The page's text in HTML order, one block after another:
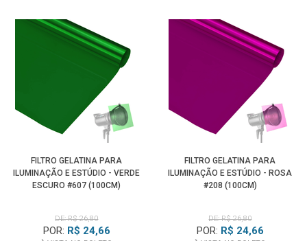
FILTRO GELATINA PARA
ILUMINAÇÃO E ESTÚDIO - VERDE
ESCURO #607 (100CM)
DE: R$ 26,80
POR: R$ 24,66
FILTRO GELATINA PARA
ILUMINAÇÃO E ESTÚDIO - ROSA
#208 (100CM)
DE: R$ 26,80
POR: R$ 24,66